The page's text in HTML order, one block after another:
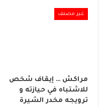
غير مصنف
مراكش … إيقاف شخص
للاشتباه في حيازته و
ترويجه مخدر الشيرة